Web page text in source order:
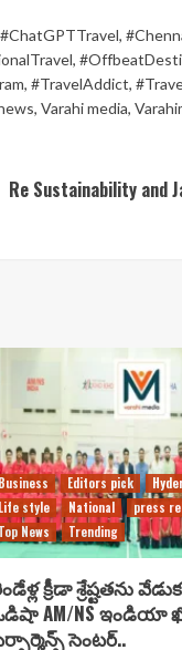
#ChatGPTTravel,
,
, #TravelAddict,
, Varahi media,
Re Sustainability and
Business Editors pick
Life style
National
press
Top News
Trending
క్రీడా శ్రేష్టతను
AM/NS ఇండియా
సెంటర్..